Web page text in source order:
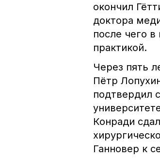
окончил
доктора
после чего в
практикой.
Через пять
Пётр
подтвердил
Конради
Ганновер к